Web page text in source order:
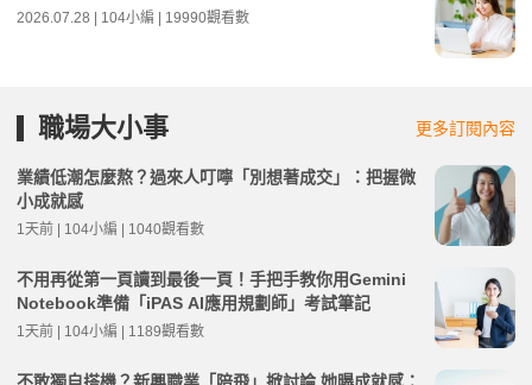
2026.07.28 | 104小編 | 19990觀看數
職場大小事 更多訂閱內容
業績低潮怎麼熬？過來人叮嚀「別想著成交」：把握微
小成就感
1天前 | 104小編 | 1040觀看數
不用再從第一頁讀到最後一頁！手把手教你用Gemini
Notebook準備「iPAS AI應用規劃師」考試筆記
1天前 | 104小編 | 1189觀看數
不敢獨自搭機？新興職業「陪飛」掀討論 她曝成就感：